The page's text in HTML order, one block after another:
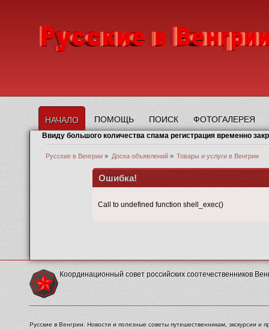
НАЧАЛО ПОМОЩЬ ПОИСК ФОТОГАЛЕРЕЯ
Ввиду большого количества спама регистрация временно
Русские в Венгрии » Доска объявлений» Товары и услуги в Венгрии
Ошибка!
Call to undefined function shell_exec()
Координационный совет российских соотечественников
Русские в Венгрии. Новости и полезные советы путешественникам, экскурсии